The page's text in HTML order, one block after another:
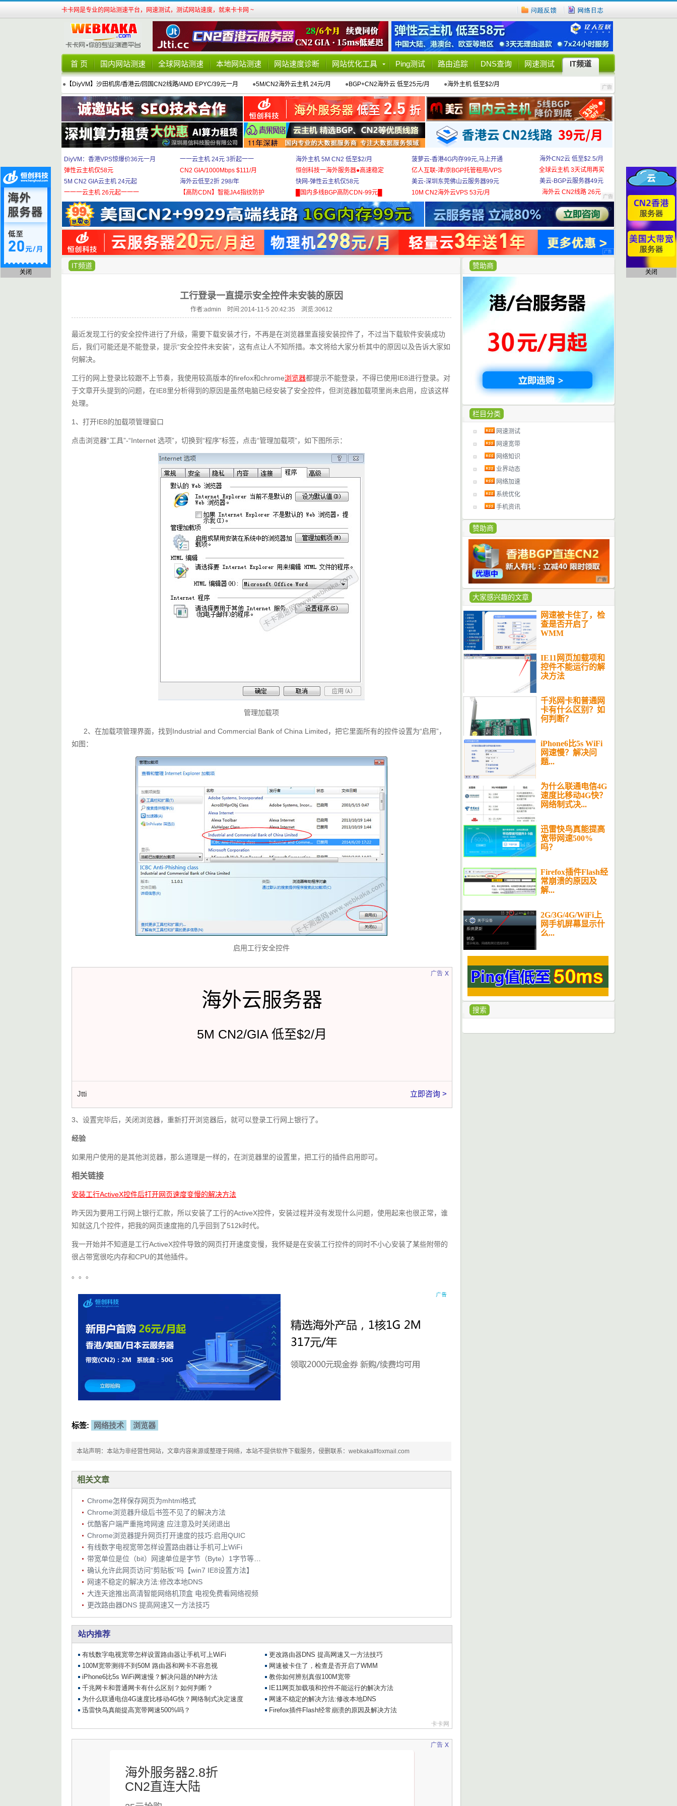
卡卡网是专业的网站测速平台，网速测试，测试网站速度，就来卡卡网 ~
首 页 国内网站测速 全球网站测速 本地网站测速 网站速度诊断 网站优化工具 Ping测试 路由追踪 DNS查询 网速测试 IT频道
● 【DiyVM】沙田机房/香港云/回国CN2线路/AMD EPYC/39元一月 ●5M/CN2海外云主机 24元/月 ●BGP+CN2海外云 低至25元/月 ●海外主机 低至$2/月
DiyVM：香港VPS惊爆价36元一月
弹性云主机仅58元
5M CN2 GIA云主机 24元起
一一一云主机 26元起一一一
一一云主机 24元 3折起一一
CN2 GIA/1000Mbps $111/月
海外云低至2折 298/年
【高防CDN】智能JA4指纹防护
海外主机 5M CN2 低至$2/月
恒创科技一海外服务器●高速稳定
快网-弹性云主机仅58元
█国内多线BGP高防CDN-99元█
菠萝云-香港4G内存99元,马上开通
亿人互联-津/京BGP托管租用/VPS
美云-深圳东莞佛山云服务器99元
10M CN2海外云VPS 53元/月
海外CN2云 低至$2.5/月
全球云主机 3天试用再买
美云-BGP云服务器49元
海外云 CN2线路 26元
赞助商
栏目分类
网速测试
网速宽带
网络知识
业界动态
网络加速
系统优化
手机资讯
赞助商
大家感兴趣的文章
网速被卡住了，检
查是否开启了
WMM
IE11网页加载项和
控件不能运行的解
决方法
千兆网卡和普通网
卡有什么区别？如
何判断？
iPhone6比5s WiFi
网速慢？解决问
题...
为什么联通电信4G
速度比移动4G快？
网络制式决...
迅雷快鸟真能提高
宽带网速500%
吗？
Firefox插件Flash经
常崩溃的原因及
解...
2G/3G/4G/WiFi上
网手机屏幕显示什
么...
搜索
IT频道
工行登录一直提示安全控件未安装的原因
作者:admin 时间:2014-11-5 20:42:35 浏览:30612
最近发现工行的安全控件进行了升级，需要下载安装才行，不再是在浏览器里直接安装控件了，不过当下载软件安装成功
后，我们可能还是不能登录，提示“安全控件未安装”，这有点让人不知所措。本文将给大家分析其中的原因以及告诉大家如
何解决。
工行的网上登录比较跟不上节奏，我使用较高版本的firefox和chrome浏览器都提示不能登录，不得已使用IE8进行登录。对
于文章开头提到的问题，在IE8里分析得到的原因是虽然电脑已经安装了安全控件，但浏览器加载项里尚未启用，应该这样
处理。
1、打开IE8的加载项管理窗口
点击浏览器“工具”-“Internet 选项”，切换到“程序”标签，点击“管理加载项”，如下图所示：
管理加载项
2、在加载项管理界面，找到Industrial and Commercial Bank of China Limited，把它里面所有的控件设置为“启用”，
如图：
启用工行安全控件
广告
海外云服务器
5M CN2/GIA 低至$2/月
Jtti 立即咨询 >
x
3、设置完毕后，关闭浏览器，重新打开浏览器后，就可以登录工行网上银行了。
经验
如果用户使用的是其他浏览器，那么道理是一样的，在浏览器里的设置里，把工行的插件启用即可。
相关链接
安装工行ActiveX控件后打开网页速度变慢的解决方法
昨天因为要用工行网上银行汇款，所以安装了工行的ActiveX控件，安装过程并没有发现什么问题，使用起来也很正常，谁
知就这几个控件，把我的网页速度拖的几乎回到了512k时代。
我一开始并不知道是工行ActiveX控件导致的网页打开速度变慢，我怀疑是在安装工行控件的同时不小心安装了某些附带的
很占带宽很吃内存和CPU的其他插件。
。。。
标签: 网络技术 浏览器
本站声明：本站为非经营性网站，文章内容来源或整理于网络，本站不提供软件下载服务，侵删联系：webkaka#foxmail.com
相关文章
Chrome怎样保存网页为mhtml格式
Chrome浏览器升级后书签不见了的解决方法
优酷客户端严重拖垮网速 应注意及时关闭退出
Chrome浏览器提升网页打开速度的技巧:启用QUIC
有线数字电视宽带怎样设置路由器让手机可上WiFi
确认允许此网页访问“剪贴板”吗【win7 IE8设置方法】
网速不稳定的解决方法:修改本地DNS
大连天途推出高清智能网络机顶盒 电视免费看网络视频
更改路由器DNS 提高网速又一方法技巧
广告
海外服务器2.8折
CN2直连大陆
x
关闭 关闭